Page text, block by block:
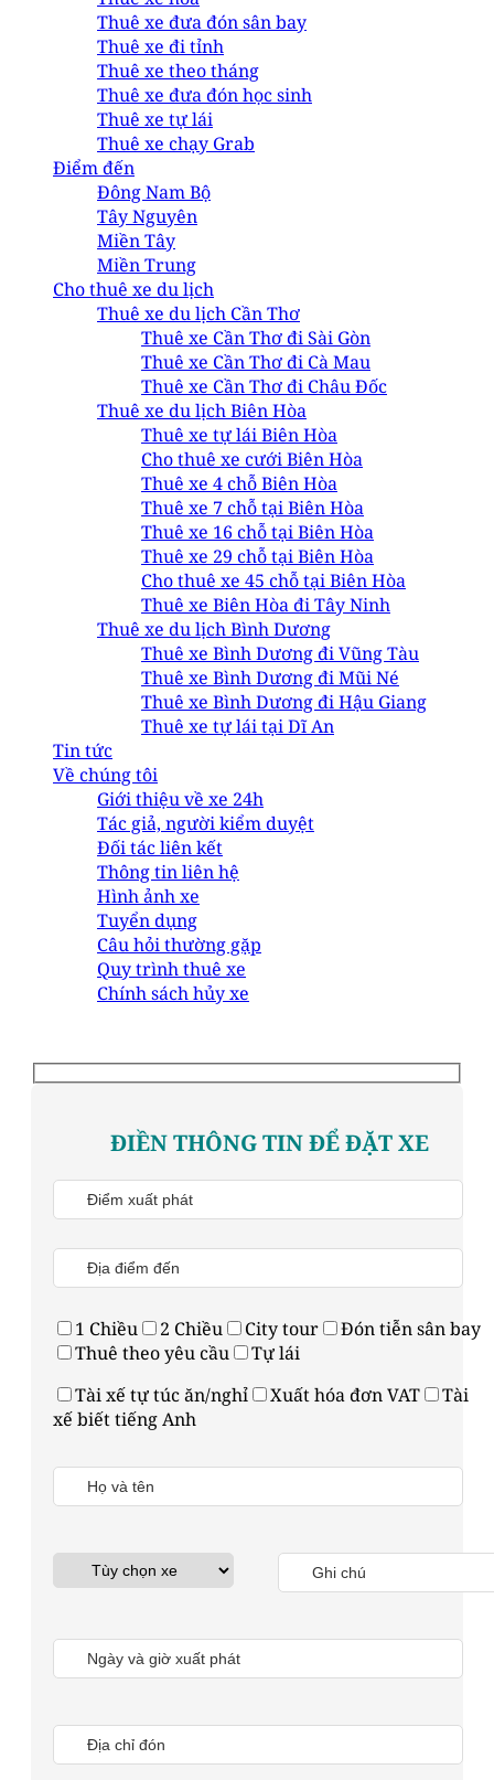
Thuê xe đưa đón sân bay
Thuê xe đi tỉnh
Thuê xe theo tháng
Thuê xe đưa đón học sinh
Thuê xe tự lái
Thuê xe chạy Grab
Điểm đến
Đông Nam Bộ
Tây Nguyên
Miền Tây
Miền Trung
Cho thuê xe du lịch
Thuê xe du lịch Cần Thơ
Thuê xe Cần Thơ đi Sài Gòn
Thuê xe Cần Thơ đi Cà Mau
Thuê xe Cần Thơ đi Châu Đốc
Thuê xe du lịch Biên Hòa
Thuê xe tự lái Biên Hòa
Cho thuê xe cưới Biên Hòa
Thuê xe 4 chỗ Biên Hòa
Thuê xe 7 chỗ tại Biên Hòa
Thuê xe 16 chỗ tại Biên Hòa
Thuê xe 29 chỗ tại Biên Hòa
Cho thuê xe 45 chỗ tại Biên Hòa
Thuê xe Biên Hòa đi Tây Ninh
Thuê xe du lịch Bình Dương
Thuê xe Bình Dương đi Vũng Tàu
Thuê xe Bình Dương đi Mũi Né
Thuê xe Bình Dương đi Hậu Giang
Thuê xe tự lái tại Dĩ An
Tin tức
Về chúng tôi
Giới thiệu về xe 24h
Tác giả, người kiểm duyệt
Đối tác liên kết
Thông tin liên hệ
Hình ảnh xe
Tuyển dụng
Câu hỏi thường gặp
Quy trình thuê xe
Chính sách hủy xe
ĐIỀN THÔNG TIN ĐỂ ĐẶT XE
1 Chiều 2 Chiều City tour
Đón tiễn sân bay
Thuê theo yêu cầu
Tự lái
Tài xế tự túc ăn/nghỉ
Xuất hóa đơn VAT
Tài
xế biết tiếng Anh